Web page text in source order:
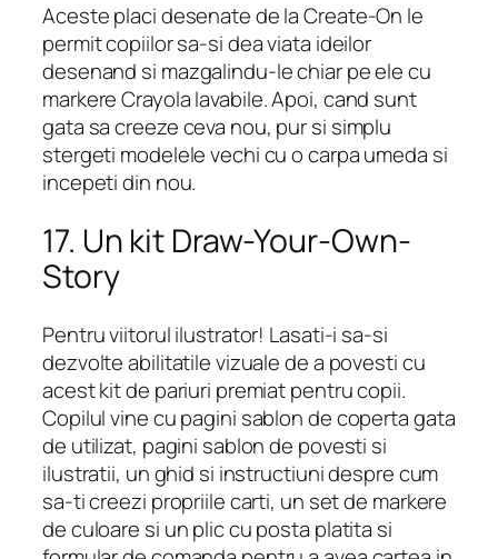
Aceste placi desenate de la Create-On le
permit copiilor sa-si dea viata ideilor
desenand si mazgalindu-le chiar pe ele cu
markere Crayola lavabile. Apoi, cand sunt
gata sa creeze ceva nou, pur si simplu
stergeti modelele vechi cu o carpa umeda si
incepeti din nou.
17. Un kit Draw-Your-Own-
Story
Pentru viitorul ilustrator! Lasati-i sa-si
dezvolte abilitatile vizuale de a povesti cu
acest kit de pariuri premiat pentru copii.
Copilul vine cu pagini sablon de coperta gata
de utilizat, pagini sablon de povesti si
ilustratii, un ghid si instructiuni despre cum
sa-ti creezi propriile carti, un set de markere
de culoare si un plic cu posta platita si